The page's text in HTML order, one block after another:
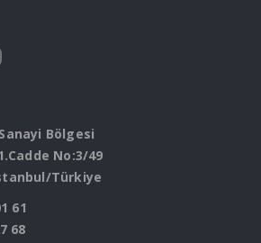
Bölgesi
No:3/49
Türkiye
61
68